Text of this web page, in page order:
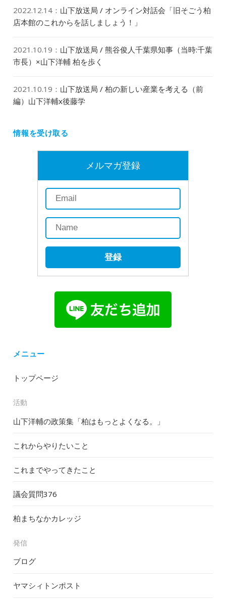
2022.12.14 ： 山下放送局 / オンライン対話会「旧そごう柏
店本館のこれからを話しましょう！」
2021.10.19 ： 山下放送局 / 熊谷俊人千葉県知事（当時:千葉
市長）×山下洋輔 柏を歩く
2021.10.19 ： 山下放送局 / 柏の新しい産業を考える（前
編）山下洋輔x後藤学
情報を受け取る
メルマガ登録
登録
メニュー
トップページ
活動
山下洋輔の政策集「柏はもっとよくなる。」
これからやりたいこと
これまでやってきたこと
議会質問376
柏まちなかカレッジ
発信
ブログ
ヤマシィトンポスト